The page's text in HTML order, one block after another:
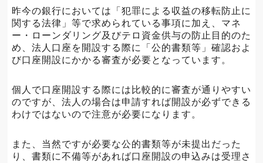
昨今の銀行においては「犯罪による収益の移転防止に
関する法律」等で求められている事項に加え、マネ
ー・ローンダリング及びテロ資金供与の防止目的のた
め、法人口座を開設する際に「公的書類等」確認およ
び口座開設にかかる審査が必要となっています。
個人で口座開設する際には比較的に審査が通りやすい
のですが、法人の場合は申請すれば開設が必ずできる
わけではないので注意が必要になります。
また、当然ですが必要な公的書類等が未提出だった
り、書類に不備等があれば口座開設の申込みは受理さ